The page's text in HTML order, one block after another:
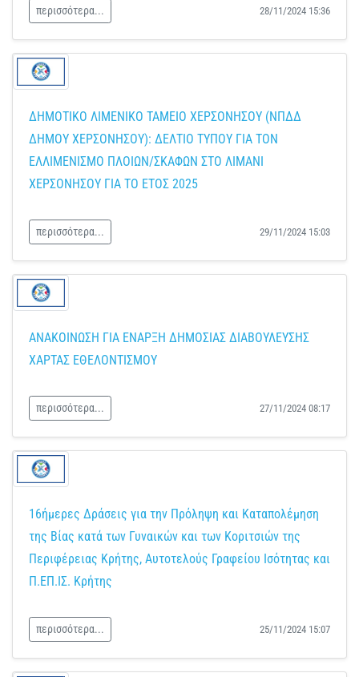
περισσότερα... 28/11/2024 15:36
ΔΗΜΟΤΙΚΟ ΛΙΜΕΝΙΚΟ ΤΑΜΕΙΟ ΧΕΡΣΟΝΗΣΟΥ (ΝΠΔΔ
ΔΗΜΟΥ ΧΕΡΣΟΝΗΣΟΥ): ΔΕΛΤΙΟ ΤΥΠΟΥ ΓΙΑ ΤΟΝ
ΕΛΛΙΜΕΝΙΣΜΟ ΠΛΟΙΩΝ/ΣΚΑΦΩΝ ΣΤΟ ΛΙΜΑΝΙ
ΧΕΡΣΟΝΗΣΟΥ ΓΙΑ ΤΟ ΕΤΟΣ 2025
περισσότερα... 29/11/2024 15:03
ΑΝΑΚΟΙΝΩΣΗ ΓΙΑ ΕΝΑΡΞΗ ΔΗΜΟΣΙΑΣ ΔΙΑΒΟΥΛΕΥΣΗΣ
ΧΑΡΤΑΣ ΕΘΕΛΟΝΤΙΣΜΟΥ
περισσότερα... 27/11/2024 08:17
16ήμερες Δράσεις για την Πρόληψη και Καταπολέμηση
της Βίας κατά των Γυναικών και των Κοριτσιών της
Περιφέρειας Κρήτης, Αυτοτελούς Γραφείου Ισότητας και
Π.ΕΠ.ΙΣ. Κρήτης
περισσότερα... 25/11/2024 15:07